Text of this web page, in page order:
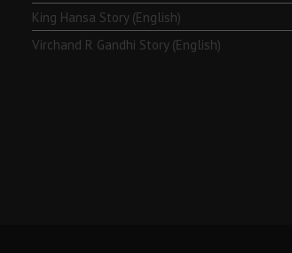
King Hansa Story (English)
Virchand R Gandhi Story (English)